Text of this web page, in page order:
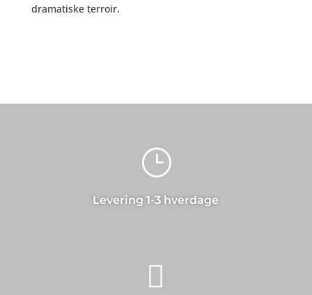
dramatiske terroir.
}
Levering 1-3 hverdage
